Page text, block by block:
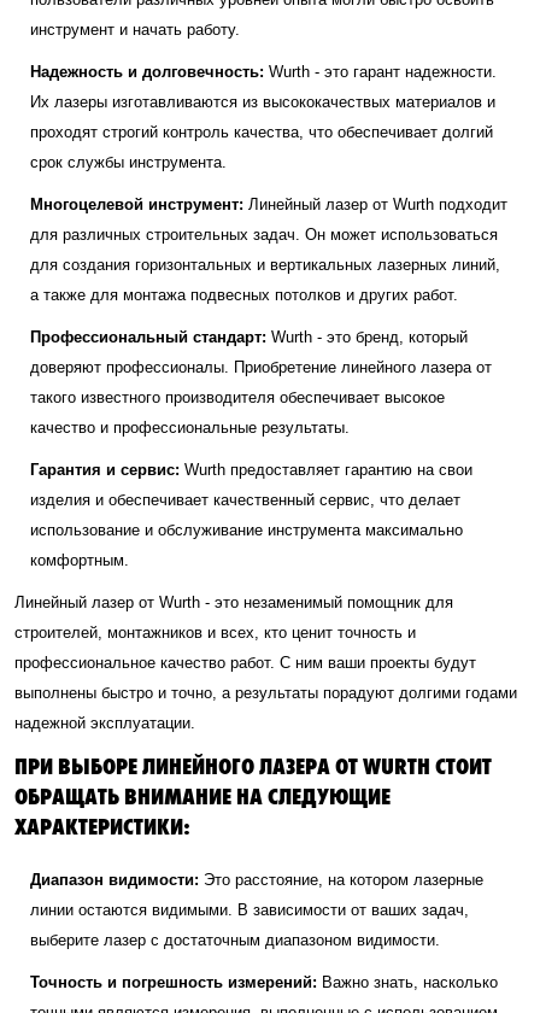
инструмент и начать работу.
Надежность и долговечность: Wurth - это гарант надежности.
Их лазеры изготавливаются из высококачествых материалов и
проходят строгий контроль качества, что обеспечивает долгий
срок службы инструмента.
Многоцелевой инструмент: Линейный лазер от Wurth подходит
для различных строительных задач. Он может использоваться
для создания горизонтальных и вертикальных лазерных линий,
а также для монтажа подвесных потолков и других работ.
Профессиональный стандарт: Wurth - это бренд, который
доверяют профессионалы. Приобретение линейного лазера от
такого известного производителя обеспечивает высокое
качество и профессиональные результаты.
Гарантия и сервис: Wurth предоставляет гарантию на свои
изделия и обеспечивает качественный сервис, что делает
использование и обслуживание инструмента максимально
комфортным.
Линейный лазер от Wurth - это незаменимый помощник для
строителей, монтажников и всех, кто ценит точность и
профессиональное качество работ. С ним ваши проекты будут
выполнены быстро и точно, а результаты порадуют долгими годами
надежной эксплуатации.
ПРИ ВЫБОРЕ ЛИНЕЙНОГО ЛАЗЕРА ОТ WURTH СТОИТ
ОБРАЩАТЬ ВНИМАНИЕ НА СЛЕДУЮЩИЕ
ХАРАКТЕРИСТИКИ:
Диапазон видимости: Это расстояние, на котором лазерные
линии остаются видимыми. В зависимости от ваших задач,
выберите лазер с достаточным диапазоном видимости.
Точность и погрешность измерений: Важно знать, насколько